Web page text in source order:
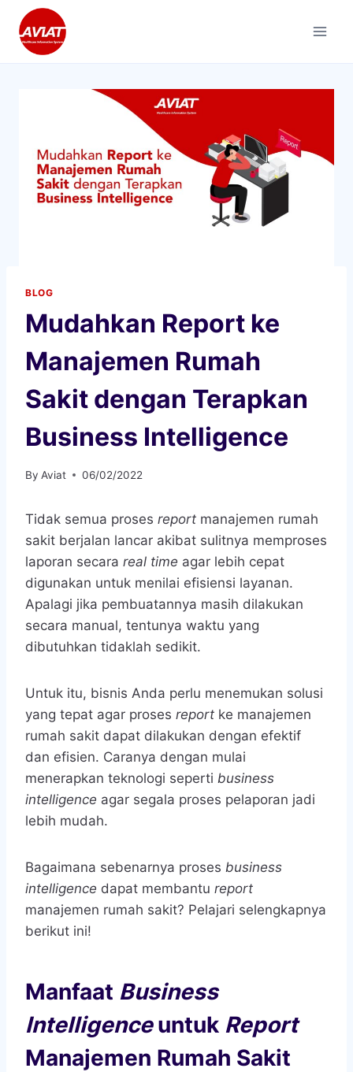
content
BLOG
Mudahkan Report ke
Manajemen Rumah
Sakit dengan Terapkan
Business Intelligence
By Aviat 06/02/2022
Tidak semua proses report manajemen rumah
sakit berjalan lancar akibat sulitnya memproses
laporan secara real time agar lebih cepat
digunakan untuk menilai efisiensi layanan.
Apalagi jika pembuatannya masih dilakukan
secara manual, tentunya waktu yang
dibutuhkan tidaklah sedikit.
Untuk itu, bisnis Anda perlu menemukan solusi
yang tepat agar proses report ke manajemen
rumah sakit dapat dilakukan dengan efektif
dan efisien. Caranya dengan mulai
menerapkan teknologi seperti business
intelligence agar segala proses pelaporan jadi
lebih mudah.
Bagaimana sebenarnya proses business
intelligence dapat membantu report
manajemen rumah sakit? Pelajari selengkapnya
berikut ini!
Manfaat Business
Intelligenceuntuk Report
Manajemen Rumah Sakit